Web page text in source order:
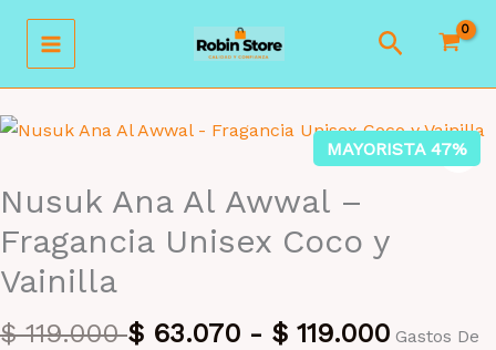
contenido
Buscar
MAYORISTA 47%
Nusuk Ana Al Awwal –
Fragancia Unisex Coco y
Vainilla
$119.000 $ 63.070 - $ 119.000 Gastos De